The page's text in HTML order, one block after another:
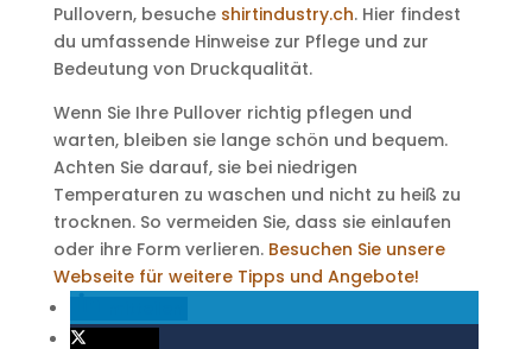
Pullovern, besuche shirtindustry.ch. Hier findest
du umfassende Hinweise zur Pflege und zur
Bedeutung von Druckqualität.
Wenn Sie Ihre Pullover richtig pflegen und
warten, bleiben sie lange schön und bequem.
Achten Sie darauf, sie bei niedrigen
Temperaturen zu waschen und nicht zu heiß zu
trocknen. So vermeiden Sie, dass sie einlaufen
oder ihre Form verlieren. Besuchen Sie unsere
Webseite für weitere Tipps und Angebote!